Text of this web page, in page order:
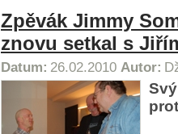
Zpěvák Jimmy
znovu setkal s
Datum: 26.02.2010 Autor: